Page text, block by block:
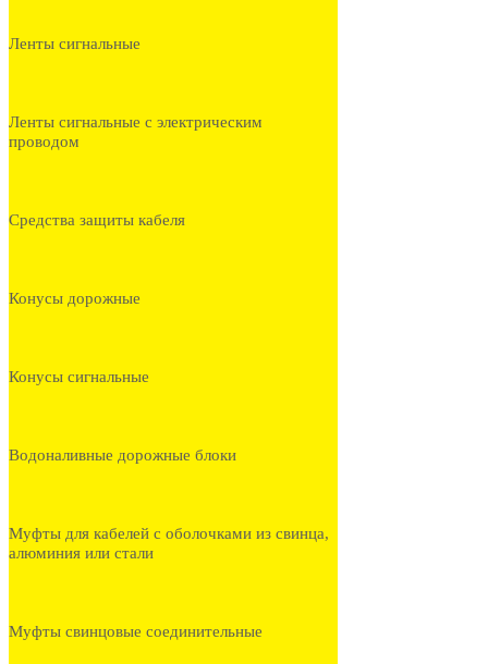
Ленты сигнальные
Ленты сигнальные с электрическим
проводом
Средства защиты кабеля
Конусы дорожные
Конусы сигнальные
Водоналивные дорожные блоки
Муфты для кабелей с оболочками из свинца,
алюминия или стали
Муфты свинцовые соединительные